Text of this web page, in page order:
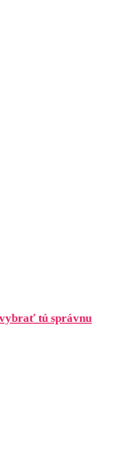
tú správnu